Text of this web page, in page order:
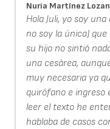
Nuria Martínez
Hola Juli, yo soy
no soy la única)
su hijo no sintió
una cesárea,
muy necesaria ya
quirófano e ingreso
leer el texto he
hablaba de casos